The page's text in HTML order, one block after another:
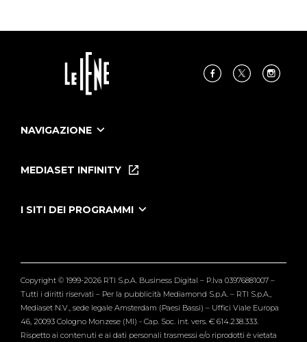
NAVIGAZIONE
Le Iene Presentano Inside
Tutti i servizi
MEDIASET INFINITY
I SITI DEI PROGRAMMI
Verissimo
Copyright © 1999-2026 RTI S.p.A. Business Digital – P.Iva 03976881007 –
Tutti i diritti riservati – Per la pubblicità Mediamond S.p.A. – RTI S.p.A.,
Mediaset N.V., sede legale Amsterdam (Paesi Bassi) – Uffici Viale Europa
46, 20093 Cologno Monzese (MI) - Cap. Soc. int. vers. € 614.238.333.
Rispetto ai contenuti e ai dati personali trasmessi e/o riprodotti è vietata